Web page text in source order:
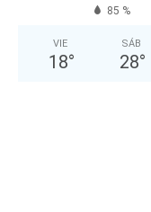
85 %
VIE
18°
SÁB
28°